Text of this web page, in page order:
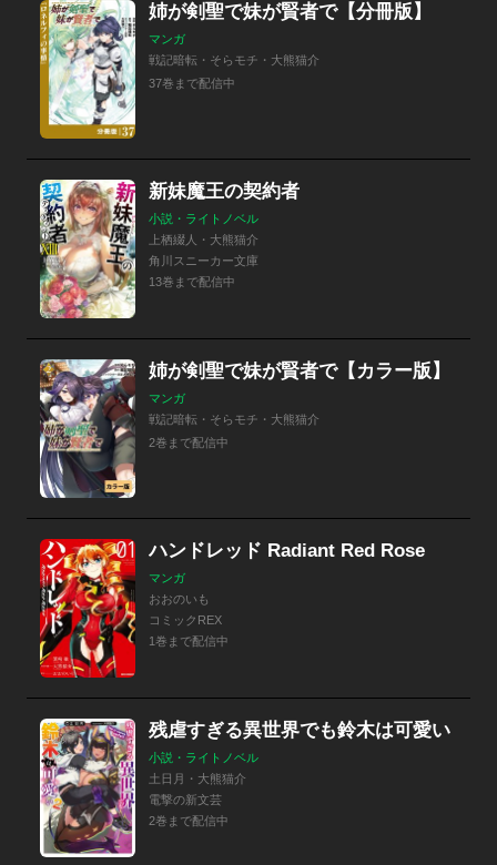
姉が剣聖で妹が賢者で【分冊版】
マンガ
戦記暗転・そらモチ・大熊猫介
37巻まで配信中
新妹魔王の契約者
小説・ライトノベル
上栖綴人・大熊猫介
角川スニーカー文庫
13巻まで配信中
姉が剣聖で妹が賢者で【カラー版】
マンガ
戦記暗転・そらモチ・大熊猫介
2巻まで配信中
ハンドレッド Radiant Red Rose
マンガ
おおのいも
コミックREX
1巻まで配信中
残虐すぎる異世界でも鈴木は可愛い
小説・ライトノベル
土日月・大熊猫介
電撃の新文芸
2巻まで配信中